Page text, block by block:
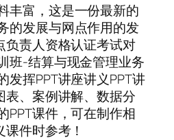
丰富，这是一份最新的
的发展与网点作用的发
负责人资格认证考试对
班-结算与现金管理业务
发挥PPT讲座讲义PPT讲
表、案例讲解、数据分
PPT课件，可在制作相
件时参考！